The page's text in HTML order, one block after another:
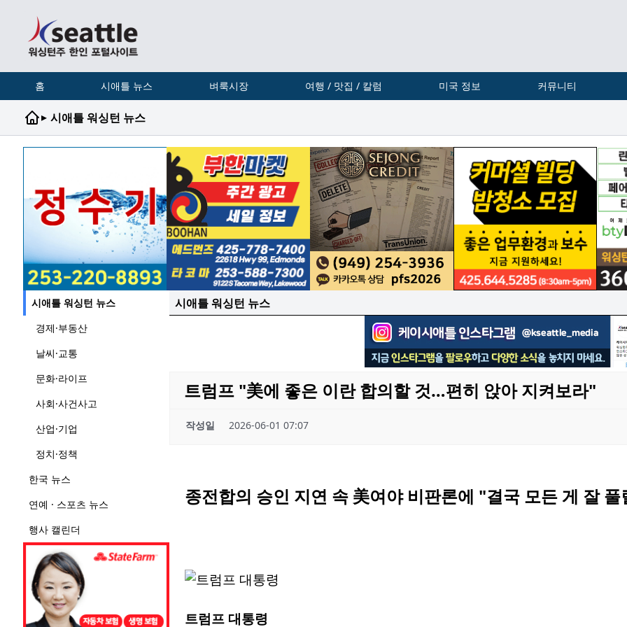
홈 시애틀 뉴스 벼룩시장 여행 / 맛집 / 칼럼 미국 정보 커뮤니티
▸ 시애틀 워싱턴 뉴스
시애틀 워싱턴 뉴스
경제·부동산
날씨·교통
문화·라이프
사회·사건사고
산업·기업
정치·정책
한국 뉴스
연예 · 스포츠 뉴스
행사 캘린더
시애틀 워싱턴 뉴스
트럼프 "美에 좋은 이란 합의할 것…편히 앉아 지켜보라"
작성일 2026-06-01 07:07
종전합의 승인 지연 속 美여야 비판론에 "결국 모든 게 잘 풀
트럼프 대통령